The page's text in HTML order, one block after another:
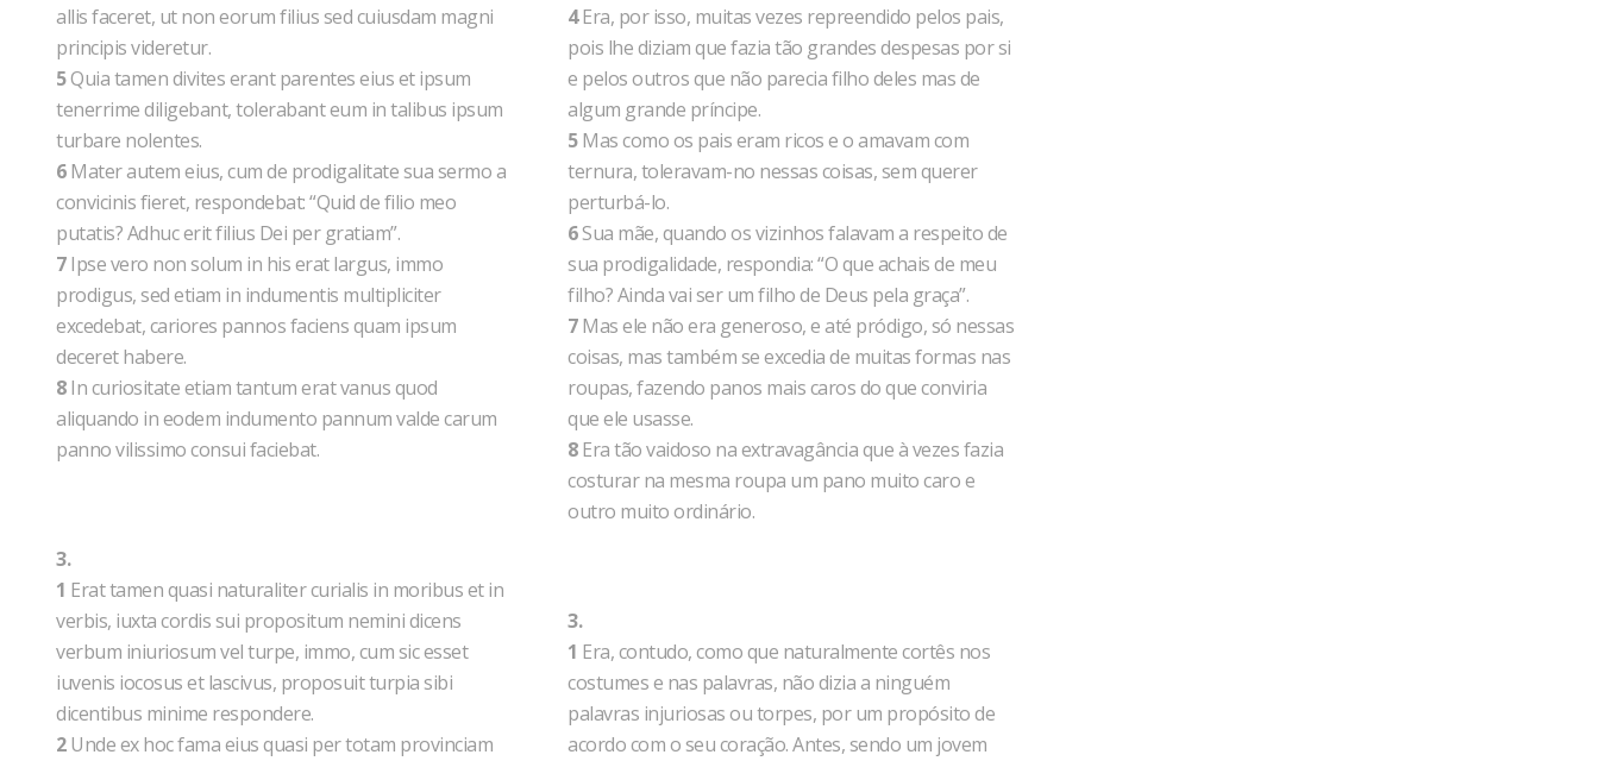
allis faceret, ut non eorum filius sed cuiusdam magni
principis videretur.
5Quia tamen divites erant parentes eius et ipsum
tenerrime diligebant, tolerabant eum in talibus ipsum
turbare nolentes.
6Mater autem eius, cum de prodigalitate sua sermo a
convicinis fieret, respondebat: “Quid de filio meo
putatis? Adhuc erit filius Dei per gratiam”.
7Ipse vero non solum in his erat largus, immo
prodigus, sed etiam in indumentis multipliciter
excedebat, cariores pannos faciens quam ipsum
deceret habere.
8In curiositate etiam tantum erat vanus quod
aliquando in eodem indumento pannum valde carum
panno vilissimo consui faciebat.
3.
1 Erat tamen quasi naturaliter curialis in moribus et in
verbis, iuxta cordis sui propositum nemini dicens
verbum iniuriosum vel turpe, immo, cum sic esset
iuvenis iocosus et lascivus, proposuit turpia sibi
dicentibus minime respondere.
2Unde ex hoc fama eius quasi per totam provinciam
4Era, por isso, muitas vezes repreendido pelos pais,
pois lhe diziam que fazia tão grandes despesas por si
e pelos outros que não parecia filho deles mas de
algum grande príncipe.
5Mas como os pais eram ricos e o amavam com
ternura, toleravam-no nessas coisas, sem querer
perturbá-lo.
6Sua mãe, quando os vizinhos falavam a respeito de
sua prodigalidade, respondia: “O que achais de meu
filho? Ainda vai ser um filho de Deus pela graça”.
7Mas ele não era generoso, e até pródigo, só nessas
coisas, mas também se excedia de muitas formas nas
roupas, fazendo panos mais caros do que conviria
que ele usasse.
8Era tão vaidoso na extravagância que à vezes fazia
costurar na mesma roupa um pano muito caro e
outro muito ordinário.
3.
1 Era, contudo, como que naturalmente cortês nos
costumes e nas palavras, não dizia a ninguém
palavras injuriosas ou torpes, por um propósito de
acordo com o seu coração. Antes, sendo um jovem